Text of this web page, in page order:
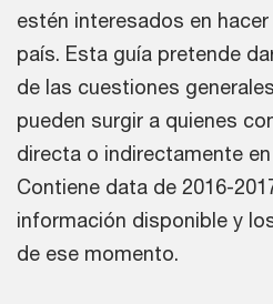
estén interesados en
país. Esta guía pretende
de las cuestiones
pueden surgir a quienes
directa o indirectamente
Contiene data de 2016-
información disponible y
de ese momento.